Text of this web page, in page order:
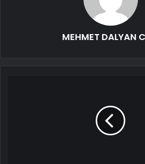
MEHMET DALYAN